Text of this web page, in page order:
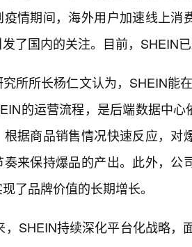
情期间，海外用户加速线上
了国内的关注。目前，SHEIN
所所长杨仁文认为，SHEIN能
的运营流程，是后端数据中
据商品销售情况快速反应，
奏来保持爆品的产出。此外，
了品牌价值的长期增长。
，SHEIN持续深化平台化战略，